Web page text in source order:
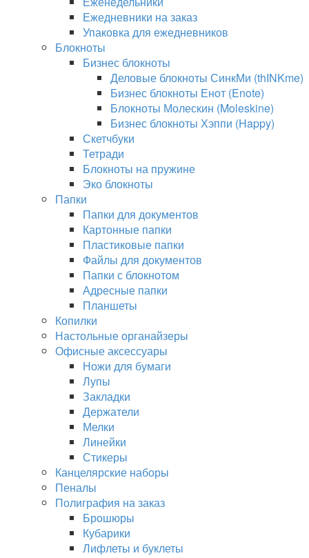
Ежедневники на заказ
Упаковка для ежедневников
Блокноты
Бизнес блокноты
Деловые блокноты СинкМи (thINKme)
Бизнес блокноты Енот (Enote)
Блокноты Молескин (Moleskine)
Бизнес блокноты Хэппи (Happy)
Скетчбуки
Тетради
Блокноты на пружине
Эко блокноты
Папки
Папки для документов
Картонные папки
Пластиковые папки
Файлы для документов
Папки с блокнотом
Адресные папки
Планшеты
Копилки
Настольные органайзеры
Офисные аксессуары
Ножи для бумаги
Лупы
Закладки
Держатели
Мелки
Линейки
Стикеры
Канцелярские наборы
Пеналы
Полиграфия на заказ
Брошюры
Кубарики
Лифлеты и буклеты